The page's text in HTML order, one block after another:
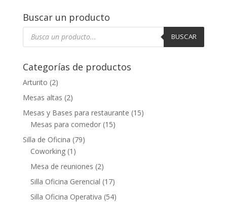
Buscar un producto
Búsqueda
BUSCAR
Categorías de productos
Arturito (2)
Mesas altas (2)
Mesas y Bases para restaurante (15)
Mesas para comedor (15)
Silla de Oficina (79)
Coworking (1)
Mesa de reuniones (2)
Silla Oficina Gerencial (17)
Silla Oficina Operativa (54)